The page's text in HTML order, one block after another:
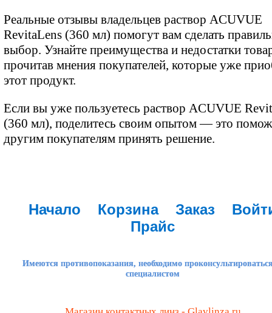
Реальные отзывы владельцев раствор ACUVUE
RevitaLens (360 мл) помогут вам сделать
выбор. Узнайте преимущества и недостатки
прочитав мнения покупателей, которые уже
этот продукт.
Если вы уже пользуетесь раствор ACUVUE
(360 мл), поделитесь своим опытом — это
другим покупателям принять решение.
Начало Корзина Заказ
Прайс
Имеются противопоказания, необходимо
специалистом